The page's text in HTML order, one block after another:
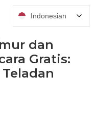
dan
Gratis:
Indonesian